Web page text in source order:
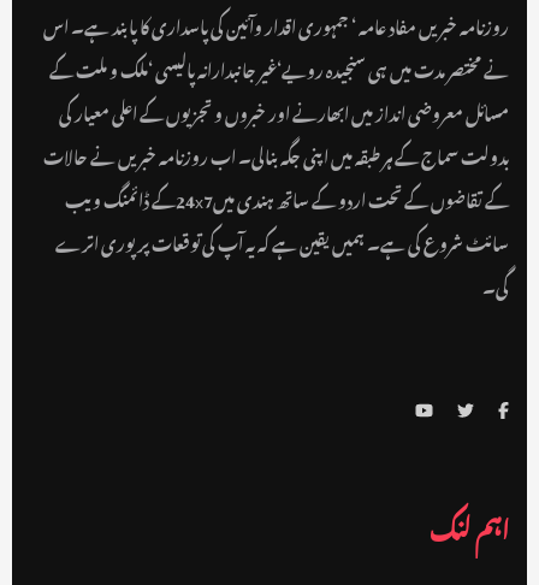
روزنامہ خبریں مفاد عامہ ‘ جمہوری اقدار وآئین کی پاسداری کا پابند ہے۔ اس
نے مختصر مدت میں ہی سنجیدہ رویے‘غیر جانبدارانہ پالیسی ‘ملک و ملت کے
مسائل معروضی انداز میں ابھارنے اور خبروں و تجزیوں کے اعلی معیار کی
بدولت سماج کے ہر طبقہ میں اپنی جگہ بنالی۔ اب روزنامہ خبریں نے حالات
کے تقاضوں کے تحت اردو کے ساتھ ہندی میں24x7کے ڈائمنگ ویب
سائٹ شروع کی ہے۔ ہمیں یقین ہے کہ یہ آپ کی توقعات پر پوری اترے
گی۔
اہم لنک